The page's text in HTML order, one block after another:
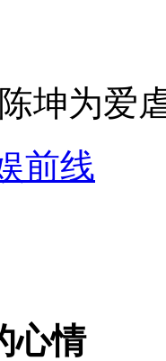
为爱虐
前线
心情